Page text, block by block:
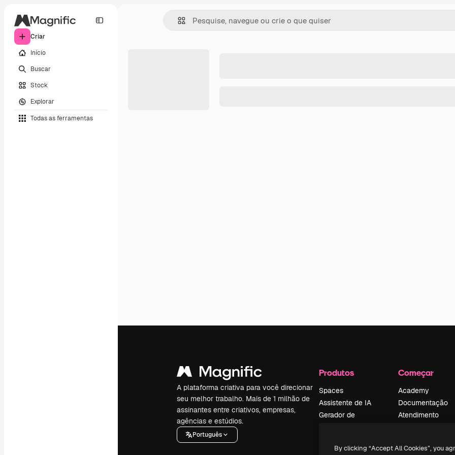
Criar
Início
Buscar
Stock
Explorar
Todas as ferramentas
A plataforma criativa para você direcionar
seu melhor trabalho. Mais de 1 milhão de
assinantes entre criativos, empresas,
agências e estúdios.
Português
Produtos
Spaces
Assistente de IA
Gerador de
Texto para voz
Começar
Academy
Documentação
Atendimento
Política de
By clicking “Accept All Cookies”, you